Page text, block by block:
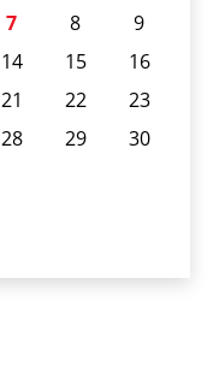
7 8
9
14 15
16
21 22
23
28 29
30